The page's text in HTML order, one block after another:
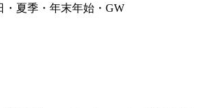
・夏季・年末年始・GW